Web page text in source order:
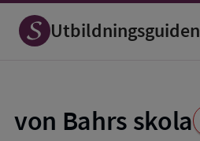
Utbildningsguiden
von Bahrs skola
Spara
som
favorit